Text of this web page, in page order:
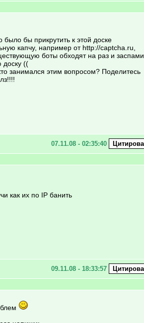
было бы прикрутить к этой доске
капчу, например от http://captcha.ru,
боты обходят на раз и
доску ((
занимался этим вопросом? Поделитесь
07.11.08 - 02:35:40
как их по IP банить
09.11.08 - 18:33:57